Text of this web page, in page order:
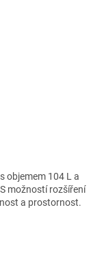
objemem 104 L a
možností rozšíření
a prostornost.